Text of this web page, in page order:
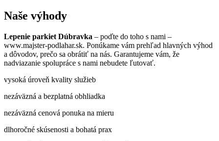
Naše výhody
Lepenie parkiet Dúbravka – poďte do toho s nami –
www.majster-podlahar.sk. Ponúkame vám prehľad hlavných výhod
a dôvodov, prečo sa obrátiť na nás. Garantujeme vám, že
nadviazanie spolupráce s nami nebudete ľutovať.
vysoká úroveň kvality služieb
nezáväzná a bezplatná obhliadka
nezáväzná cenová ponuka na mieru
dlhoročné skúsenosti a bohatá prax